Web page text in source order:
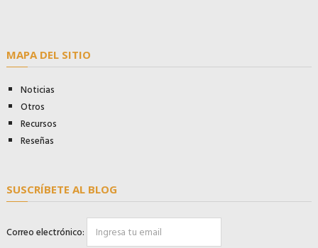
MAPA DEL SITIO
Noticias
Otros
Recursos
Reseñas
SUSCRÍBETE AL BLOG
Correo electrónico: